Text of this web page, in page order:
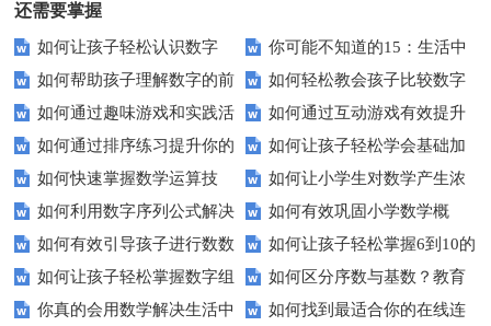
还需要掌握
如何让孩子轻松认识数字
15？这些方法太实用了！
你可能不知道的15：生活中
隐藏的数学秘密？
如何帮助孩子理解数字的前
后顺序？
如何轻松教会孩子比较数字
大小？这些建议或许有帮助！
如何通过趣味游戏和实践活
动让孩子轻松掌握数字顺序？
如何通过互动游戏有效提升
孩子的数字识别能力？
如何通过排序练习提升你的
逻辑思维能力？
如何让孩子轻松学会基础加
减法？家长必看的实用技巧！
如何快速掌握数学运算技
巧？四则运算实战指南
如何让小学生对数学产生浓
厚兴趣？趣味数学活动大揭秘！
如何利用数字序列公式解决
复杂数学问题？
如何有效巩固小学数学概
念？
如何有效引导孩子进行数数
练习？家长必看的五大技巧
如何让孩子轻松掌握6到10的
数字读写？
如何让孩子轻松掌握数字组
成的奥秘？
如何区分序数与基数？教育
中这些知识点要知道！
你真的会用数学解决生活中
如何找到最适合你的在线连